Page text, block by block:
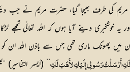
کی طرف بھیجا گیا، حضرت مریم نے جب
خوشخبری دینے آیا ہوں کہ اللہ تعالٰی
پھونک ماری تھی جس سے باذن اللہ ان کو
لَكِ أَرْسَلْتُ رَسُولِي إِلَيْكِ لأَهَبَ لَكِ
‘‘ (أيسر